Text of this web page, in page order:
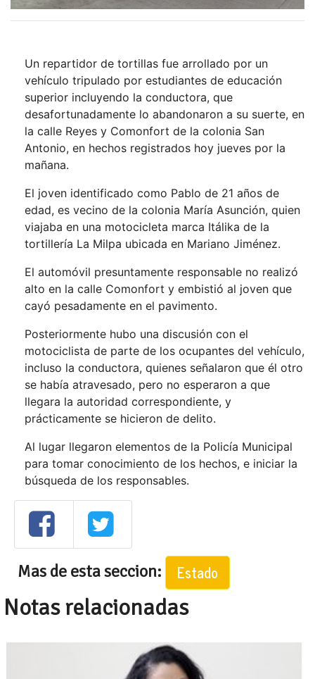
Un repartidor de tortillas fue arrollado por un
vehículo tripulado por estudiantes de educación
superior incluyendo la conductora, que
desafortunadamente lo abandonaron a su suerte, en
la calle Reyes y Comonfort de la colonia San
Antonio, en hechos registrados hoy jueves por la
mañana.
El joven identificado como Pablo de 21 años de
edad, es vecino de la colonia María Asunción, quien
viajaba en una motocicleta marca Itálika de la
tortillería La Milpa ubicada en Mariano Jiménez.
El automóvil presuntamente responsable no realizó
alto en la calle Comonfort y embistió al joven que
cayó pesadamente en el pavimento.
Posteriormente hubo una discusión con el
motociclista de parte de los ocupantes del vehículo,
incluso la conductora, quienes señalaron que él otro
se había atravesado, pero no esperaron a que
llegara la autoridad correspondiente, y
prácticamente se hicieron de delito.
Al lugar llegaron elementos de la Policía Municipal
para tomar conocimiento de los hechos, e iniciar la
búsqueda de los responsables.
Mas de esta seccion: Estado
Notas relacionadas